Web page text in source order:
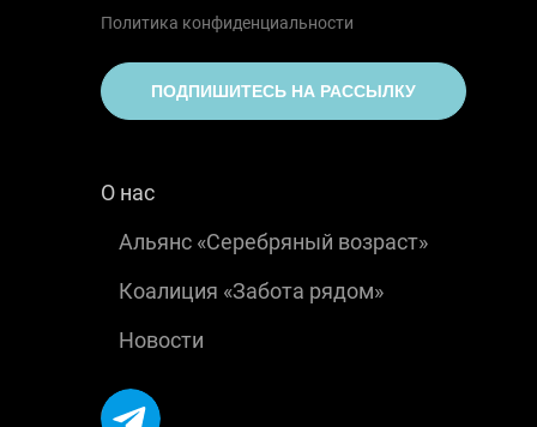
Политика конфиденциальности
ПОДПИШИТЕСЬ НА РАССЫЛКУ
О нас
Альянс «Серебряный возраст»
Коалиция «Забота рядом»
Новости